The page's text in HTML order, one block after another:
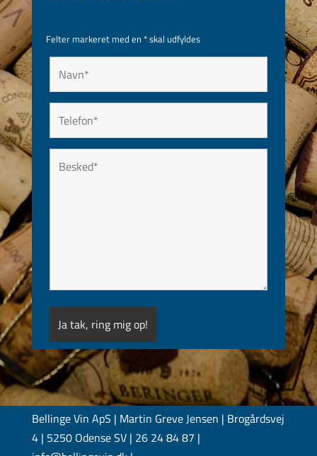
Felter markeret med en *skal udfyldes
Bellinge Vin ApS | Martin Greve Jensen | Brogårdsvej
4 | 5250 Odense SV | 26 24 84 87 |